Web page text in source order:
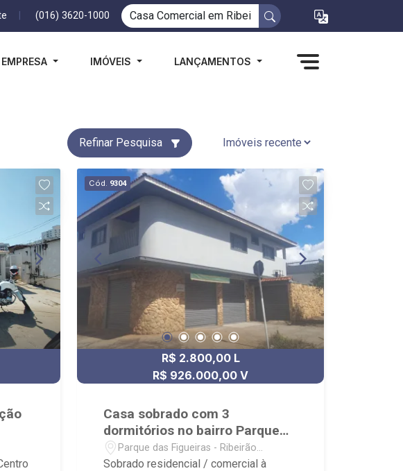
(016) 3620-1000
EMPRESA IMÓVEIS LANÇAMENTOS
Refinar Pesquisa
Cód. 9304
R$ 2.800,00 L
R$ 926.000,00 V
Casa sobrado com 3
dormitórios no bairro Parque
das Figueiras
Parque das Figueiras - Ribeirão
Preto/SP
Sobrado residencial / comercial à